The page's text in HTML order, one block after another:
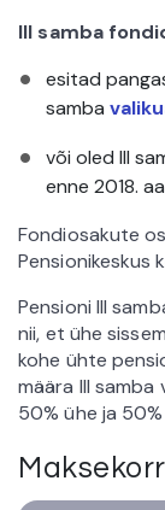
III samba
esitad
samba
või oled III
enne 2018.
Fondiosakute
Pensionikeskus
Pensioni III
nii, et ühe
kohe ühte
määra III
50% ühe ja